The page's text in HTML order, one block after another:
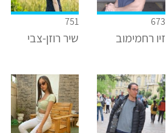
673
זיו רחמימוב
751
שיר רוזן-צבי